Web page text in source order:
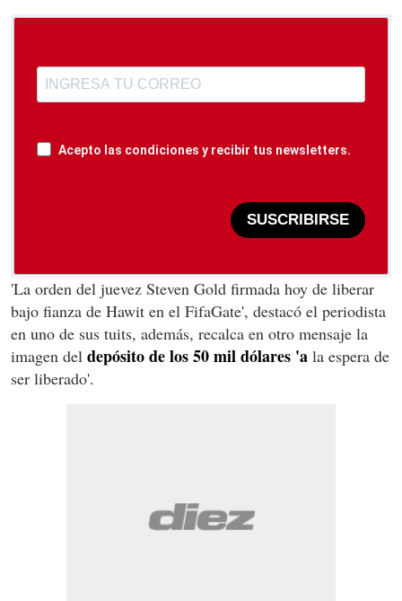
Acepto las condiciones y recibir tus newsletters.
SUSCRIBIRSE
'La orden del juevez Steven Gold firmada hoy de liberar
bajo fianza de Hawit en el FifaGate', destacó el periodista
en uno de sus tuits, además, recalca en otro mensaje la
imagen del depósito de los 50 mil dólares 'a la espera de
ser liberado'.